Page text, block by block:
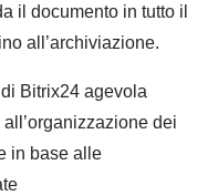
il documento in tutto il
all’archiviazione.
Bitrix24 agevola
dei
in base alle